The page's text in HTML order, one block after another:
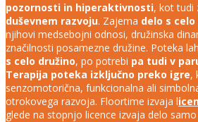
pozornosti in hiperaktivnosti, kot tudi
duševnem razvoju. Zajema delo s celo
njihovi medsebojni odnosi, družinska
značilnosti posamezne družine. Poteka
s celo družino, po potrebi pa tudi v
Terapija poteka izključno preko igre,
senzomotorična, funkcionalna ali
otrokovega razvoja. Floortime izvaja l
glede na stopnjo licence izvaja delo